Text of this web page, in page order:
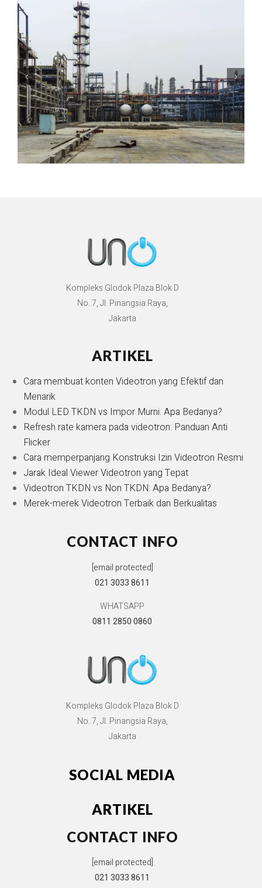
Kompleks Glodok Plaza Blok D
No. 7, Jl. Pinangsia Raya,
Jakarta
ARTIKEL
Cara membuat konten Videotron yang Efektif dan
Menarik
Modul LED TKDN vs Impor Murni: Apa Bedanya?
Refresh rate kamera pada videotron: Panduan Anti
Flicker
Cara memperpanjang Konstruksi Izin Videotron Resmi
Jarak Ideal Viewer Videotron yang Tepat
Videotron TKDN vs Non TKDN: Apa Bedanya?
Merek-merek Videotron Terbaik dan Berkualitas
CONTACT INFO
[email protected]
021 3033 8611
WHATSAPP
0811 2850 0860
Kompleks Glodok Plaza Blok D
No. 7, Jl. Pinangsia Raya,
Jakarta
SOCIAL MEDIA
ARTIKEL
CONTACT INFO
[email protected]
021 3033 8611